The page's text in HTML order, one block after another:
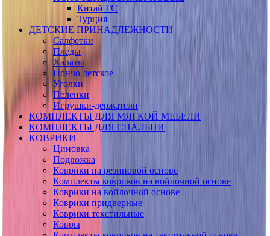
Китай ГС
Турция
ДЕТСКИЕ ПРИНАДЛЕЖНОСТИ
Салфетки
Пледы
Халаты
Пончо детское
Уголки
Пеленки
Игрушки-держатели
КОМПЛЕКТЫ ДЛЯ МЯГКОЙ МЕБЕЛИ
КОМПЛЕКТЫ ДЛЯ СПАЛЬНИ
КОВРИКИ
Циновка
Подложка
Коврики на резиновой основе
Комплекты ковриков на войлочной основе
Коврики на войлочной основе
Коврики придверные
Коврики текстильные
Ковры